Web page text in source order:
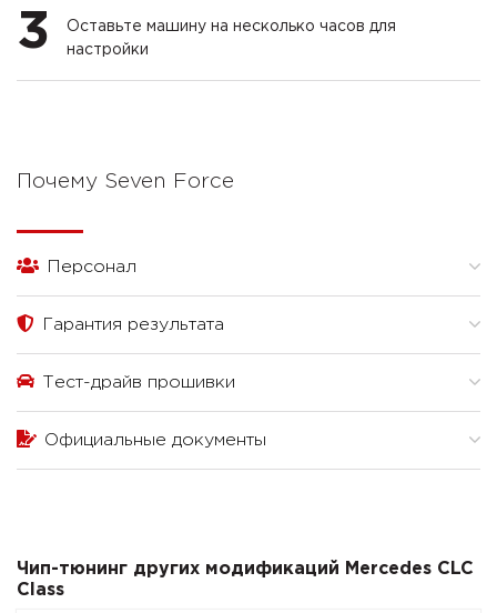
3
Оставьте машину на несколько часов для
настройки
Почему Seven Force
Персонал
Гарантия результата
Тест-драйв прошивки
Официальные документы
Чип-тюнинг других модификаций Mercedes CLC
Class